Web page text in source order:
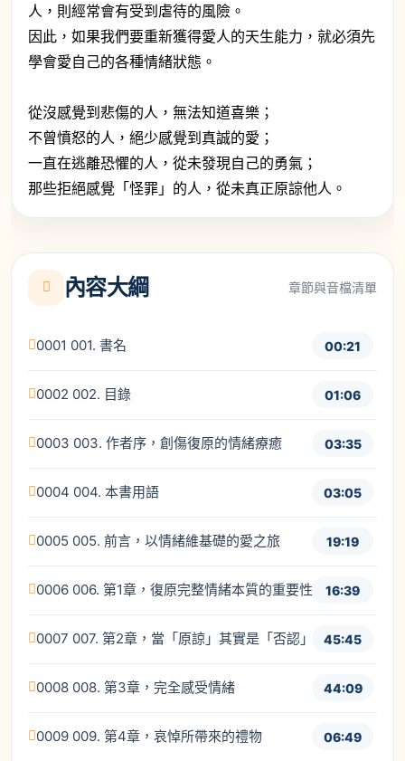
人，則經常會有受到虐待的風險。
因此，如果我們要重新獲得愛人的天生能力，就必須先
學會愛自己的各種情緒狀態。
從沒感覺到悲傷的人，無法知道喜樂；
不曾憤怒的人，絕少感覺到真誠的愛；
一直在逃離恐懼的人，從未發現自己的勇氣；
那些拒絕感覺「怪罪」的人，從未真正原諒他人。
內容大綱 章節與音檔清單
0001 001. 書名 00:21
0002 002. 目錄 01:06
0003 003. 作者序，創傷復原的情緒療癒 03:35
0004 004. 本書用語 03:05
0005 005. 前言，以情緒維基礎的愛之旅 19:19
0006 006. 第1章，復原完整情緒本質的重要性 16:39
0007 007. 第2章，當「原諒」其實是「否認」時45:45
0008 008. 第3章，完全感受情緒 44:09
0009 009. 第4章，哀悼所帶來的禮物 06:49